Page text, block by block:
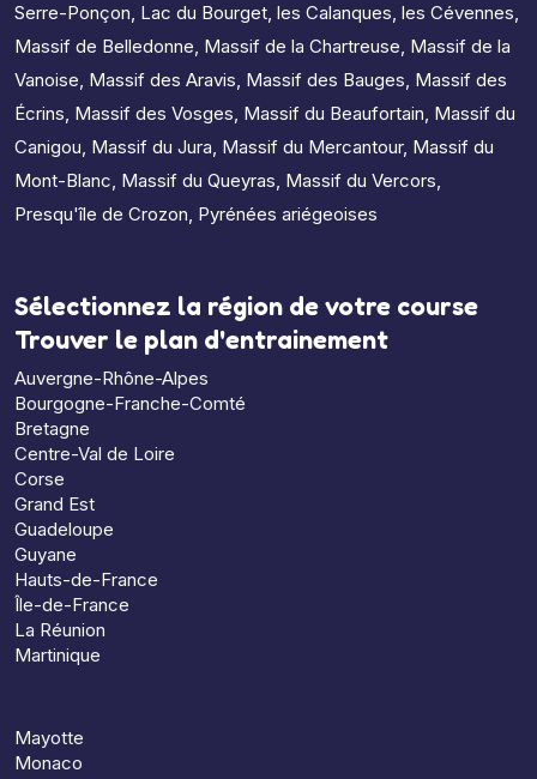
Serre-Ponçon, Lac du Bourget, les Calanques, les Cévennes,
Massif de Belledonne, Massif de la Chartreuse, Massif de la
Vanoise, Massif des Aravis, Massif des Bauges, Massif des
Écrins, Massif des Vosges, Massif du Beaufortain, Massif du
Canigou, Massif du Jura, Massif du Mercantour, Massif du
Mont-Blanc, Massif du Queyras, Massif du Vercors,
Presqu'île de Crozon, Pyrénées ariégeoises
Sélectionnez la région de votre course
Trouver le plan d'entrainement
Auvergne-Rhône-Alpes
Bourgogne-Franche-Comté
Bretagne
Centre-Val de Loire
Corse
Grand Est
Guadeloupe
Guyane
Hauts-de-France
Île-de-France
La Réunion
Martinique
Mayotte
Monaco